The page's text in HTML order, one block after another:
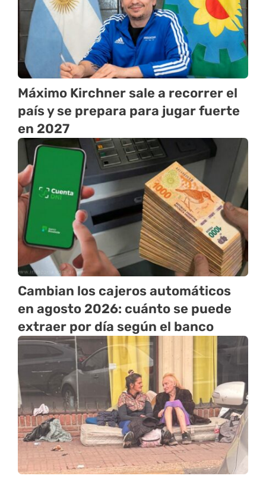
Máximo Kirchner sale a recorrer el
país y se prepara para jugar fuerte
en 2027
Cambian los cajeros automáticos
en agosto 2026: cuánto se puede
extraer por día según el banco